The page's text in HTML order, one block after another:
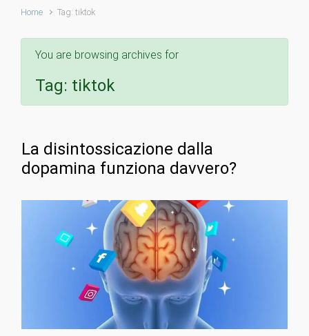
Home Tag: tiktok
You are browsing archives for
Tag: tiktok
La disintossicazione dalla
dopamina funziona davvero?